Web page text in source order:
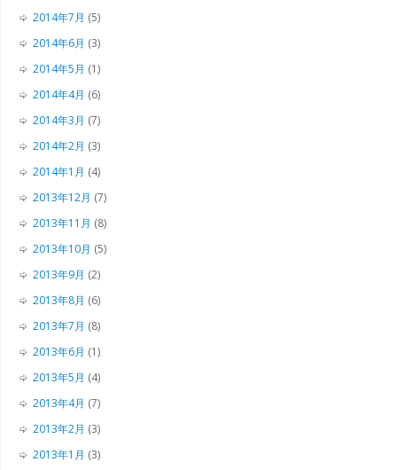
2014年7月 (5)
2014年6月 (3)
2014年5月 (1)
2014年4月 (6)
2014年3月 (7)
2014年2月 (3)
2014年1月 (4)
2013年12月 (7)
2013年11月 (8)
2013年10月 (5)
2013年9月 (2)
2013年8月 (6)
2013年7月 (8)
2013年6月 (1)
2013年5月 (4)
2013年4月 (7)
2013年2月 (3)
2013年1月 (3)